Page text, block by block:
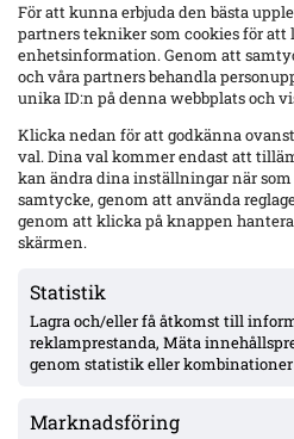
För att kunna erbjuda den bästa
partners tekniker som cookies för
enhetsinformation. Genom att
och våra partners behandla
unika ID:n på denna webbplats och
Klicka nedan för att godkänna
val. Dina val kommer endast att
kan ändra dina inställningar när
samtycke, genom att använda
genom att klicka på knappen
skärmen.
Statistik
Lagra och/eller få åtkomst till
reklamprestanda, Mäta
genom statistik eller
Marknadsföring
Officiellt: Degerfors värvar Karim
spelklar mot Malmö
Degerfors IF plockar in 20-årige
Boutera på ett långtidsavtal. Klart för
Mer om